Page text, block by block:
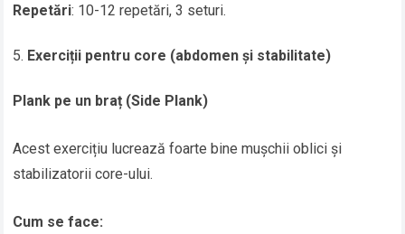
Repetări: 10-12 repetări, 3 seturi.
Exerciții pentru core (abdomen și stabilitate)
Plank pe un braț (Side Plank)
Acest exercițiu lucrează foarte bine mușchii oblici și
stabilizatorii core-ului.
Cum se face: